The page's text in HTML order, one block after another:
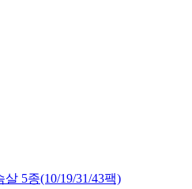
5종(10/19/31/43팩)